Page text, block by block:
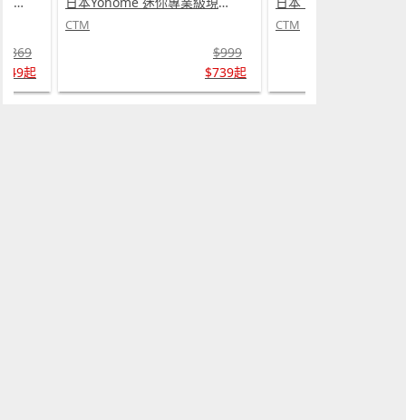
$369
$349起
CTM
$999
$739起
CTM